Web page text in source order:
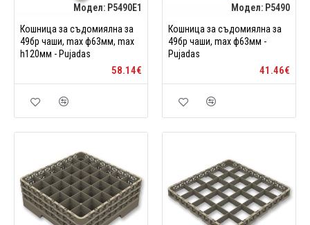
Модел: P5490E1
Кошница за съдомиялна за
49бр чаши, max ф63мм, max
h120мм - Pujadas
58.14€
Модел: P5490
Кошница за съдомиялна за
49бр чаши, max ф63мм -
Pujadas
41.46€